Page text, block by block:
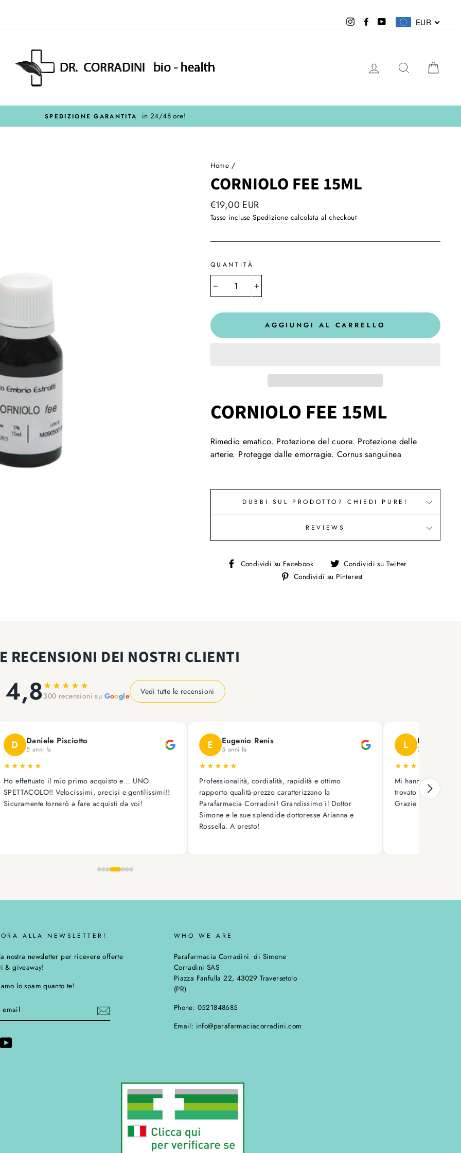
InstagramFacebook
YouTube EUR
LOG IN CERCA
SPEDIZIONE GARANTITA in 24/48 ore!
Home /
CORNIOLO FEE 15ML
Prezzo
regolare
€19,00 EUR
Tasse incluseSpedizione calcolata al checkout
QUANTITÀ
+
AGGIUNGI AL CARRELLO
CORNIOLO FEE 15ML
Rimedio ematico. Protezione del cuore. Protezione delle
arterie. Protegge dalle emorragie. Cornus sanguinea
DUBBI SUL PRODOTTO? CHIEDI PURE!
REVIEWS
Condividi su Facebook
Condividi
su
Condividi su Twitter
Condividi su Pinterest
RECENSIONI DEI NOSTRI CLIENTI
4,8★★★★★
300 recensioni su Google Vedi tutte le recensioni
Daniele Pisciotto
5 anni fa
★★★
il mio primo acquisto e… UNO
Velocissimi, precisi e gentilissimi!!
tornerò a fare acquisti da voi!
Eugenio Renis
5 anni fa
★★★
Professionalità, cordialità, rapidità e ottimo
rapporto qualità-prezzo caratterizzano la
Parafarmacia Corradini! Grandissimo il Dottor
Simone e le sue splendide dottoresse Arianna e
Rossella. A presto!
Lupacchiotta
2 anni fa
★★★
Mi hanno spedito
trovato anche molti
Grazie davvero!
ALLA NEWSLETTER!
nostra newsletter per ricevere offerte
& giveaway!
lo spam quanto te!
WHO WE ARE
Parafarmacia Corradini di Simone
Corradini SAS
Piazza Fanfulla 22, 43029 Traversetolo
(PR)
Phone: 0521848685
Email: info@parafarmaciacorradini.com